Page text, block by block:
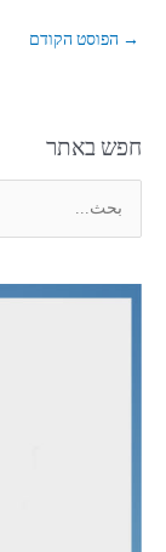
→ הפוסט הקודם
חפש באתר
ب